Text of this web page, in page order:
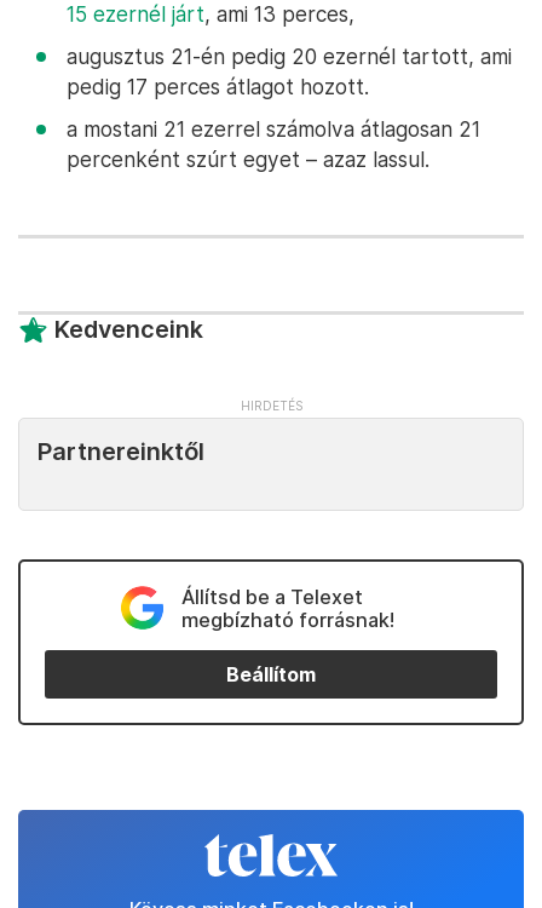
15 ezernél járt, ami 13 perces,
augusztus 21-én pedig 20 ezernél tartott, ami
pedig 17 perces átlagot hozott.
a mostani 21 ezerrel számolva átlagosan 21
percenként szúrt egyet – azaz lassul.
Kedvenceink
Partnereinktől
Állítsd be a Telexet
megbízható forrásnak!
Beállítom